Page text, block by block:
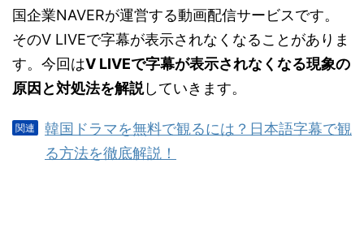
国企業NAVERが運営する動画配信サービスです。
そのV LIVEで字幕が表示されなくなることがありま
す。今回はV LIVEで字幕が表示されなくなる現象の
原因と対処法を解説していきます。
韓国ドラマを無料で観るには？日本語字幕で観
る方法を徹底解説！